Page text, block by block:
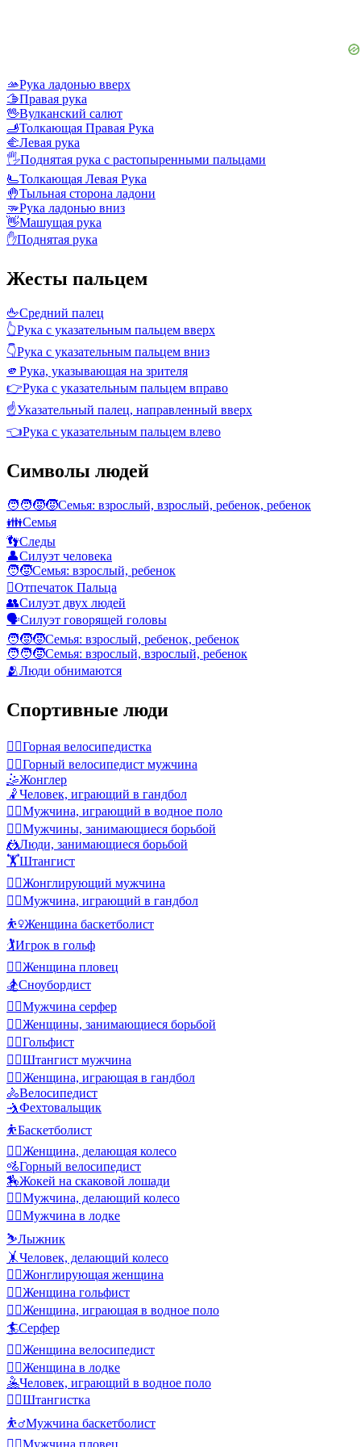
🫴Рука ладонью вверх
🫱Правая рука
🖖Вулканский салют
🫸Толкающая Правая Рука
🫲Левая рука
🖐️Поднятая рука с растопыренными пальцами
🫷Толкающая Левая Рука
🤚Тыльная сторона ладони
🫳Рука ладонью вниз
👋Машущая рука
✋Поднятая рука
Жесты пальцем
🖕Средний палец
👆Рука с указательным пальцем вверх
👇Рука с указательным пальцем вниз
🫵 Рука, указывающая на зрителя
👉Рука с указательным пальцем вправо
☝️Указательный палец, направленный вверх
👈Рука с указательным пальцем влево
Символы людей
🧑‍🧑‍🧒‍🧒Семья: взрослый, взрослый, ребенок, ребенок
👪Семья
👣Следы
👤Силуэт человека
🧑‍🧒Семья: взрослый, ребенок
🫆Отпечаток Пальца
👥Силуэт двух людей
🗣️Силуэт говорящей головы
🧑‍🧒‍🧒Семья: взрослый, ребенок, ребенок
🧑‍🧑‍🧒Семья: взрослый, взрослый, ребенок
🫂Люди обнимаются
Спортивные люди
🚵‍♀️Горная велосипедистка
🚵‍♂️Горный велосипедист мужчина
🤹Жонглер
🤾Человек, играющий в гандбол
🤽‍♂️Мужчина, играющий в водное поло
🤼‍♂️Мужчины, занимающиеся борьбой
🤼Люди, занимающиеся борьбой
🏋️Штангист
🤹‍♂️Жонглирующий мужчина
🤾‍♂️Мужчина, играющий в гандбол
⛹️‍♀️Женщина баскетболист
🏌️Игрок в гольф
🏊‍♀️Женщина пловец
🏂Сноубордист
🏄‍♂️Мужчина серфер
🤼‍♀️Женщины, занимающиеся борьбой
🏌️‍♂️Гольфист
🏋️‍♂️Штангист мужчина
🤾‍♀️Женщина, играющая в гандбол
🚴Велосипедист
🤺Фехтовальщик
⛹️Баскетболист
🤸‍♀️Женщина, делающая колесо
🚵Горный велосипедист
🏇Жокей на скаковой лошади
🤸‍♂️Мужчина, делающий колесо
🚣‍♂️Мужчина в лодке
⛷️Лыжник
🤸Человек, делающий колесо
🤹‍♀️Жонглирующая женщина
🏌️‍♀️Женщина гольфист
🤽‍♀️Женщина, играющая в водное поло
🏄Серфер
🚴‍♀️Женщина велосипедист
🚣‍♀️Женщина в лодке
🤽Человек, играющий в водное поло
🏋️‍♀️Штангистка
⛹️‍♂️Мужчина баскетболист
🏊‍♂️Мужчина пловец